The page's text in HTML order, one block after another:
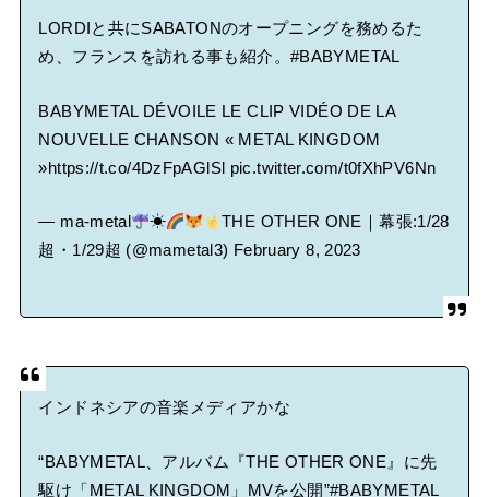
LORDIと共にSABATONのオープニングを務めるた
め、フランスを訪れる事も紹介。 #BABYMETAL
BABYMETAL DÉVOILE LE CLIP VIDÉO DE LA
NOUVELLE CHANSON « METAL KINGDOM
»https://t.co/4DzFpAGlSl pic.twitter.com/t0fXhPV6Nn
— ma-metal ☀
THE OTHER ONE｜幕張:1/28
超・1/29超 (@mametal3) February 8, 2023
インドネシアの音楽メディアかな
“BABYMETAL、アルバム『THE OTHER ONE』に先
駆け「METAL KINGDOM」MVを公開”#BABYMETAL